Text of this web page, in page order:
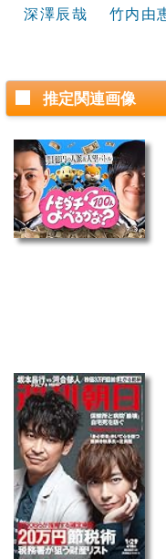
深澤辰哉 竹内由
推定関連画像